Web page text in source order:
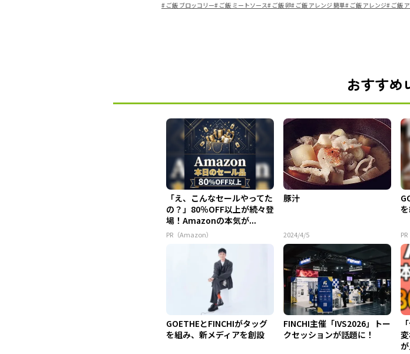
# ご飯 ブロッコリー# ご飯 ミートソース# ご飯 卵# ご飯 アレンジ 簡単# ご飯 アレンジ# ご飯
おすすめ
「え、こんなセールやってた
の？」80％OFF以上が続々登
場！Amazonの本気が...
PR（Amazon）
豚汁
2024/4/5
GOETHEとFINCHIがタッグ
を組み、新メディアを創設
FINCHI主催「IVS2026」トー
クセッションが話題に！